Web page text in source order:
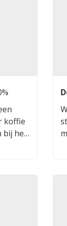
koffie
bij het